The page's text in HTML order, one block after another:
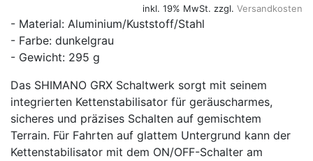
inkl. 19% MwSt. zzgl. Versandkosten
- Material: Aluminium/Kuststoff/Stahl
- Farbe: dunkelgrau
- Gewicht: 295 g
Das SHIMANO GRX Schaltwerk sorgt mit seinem
integrierten Kettenstabilisator für geräuscharmes,
sicheres und präzises Schalten auf gemischtem
Terrain. Für Fahrten auf glattem Untergrund kann der
Kettenstabilisator mit dem ON/OFF-Schalter am